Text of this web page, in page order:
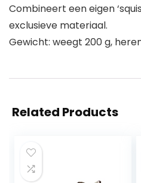
Combineert een eigen
exclusieve materiaal.
Gewicht: weegt 200 g,
Related Products